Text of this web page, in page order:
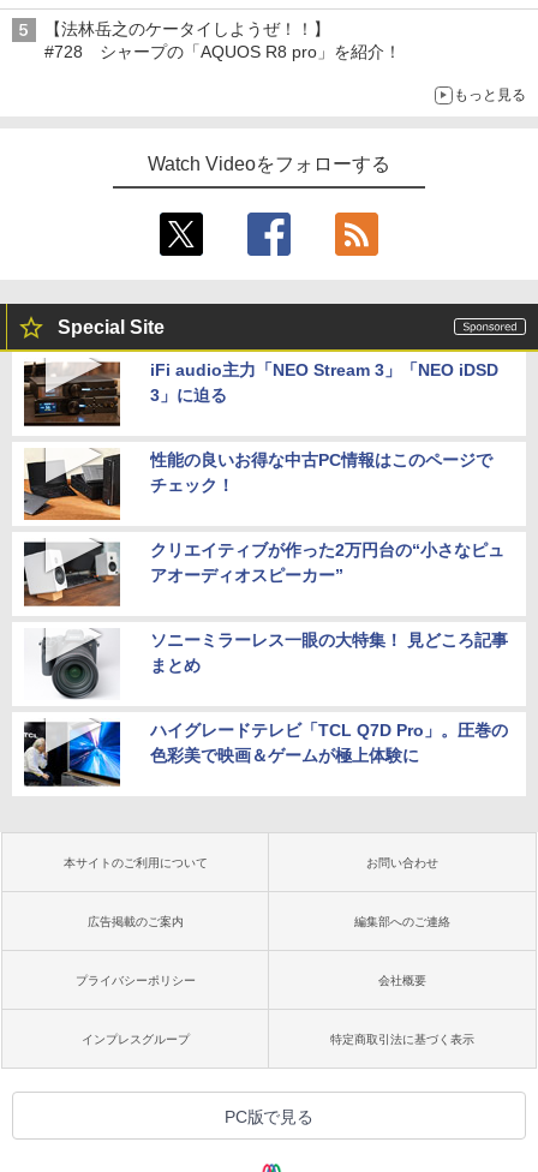
【法林岳之のケータイしようぜ！！】
#728 シャープの「AQUOS R8 pro」を紹介！
もっと見る
Watch Videoをフォローする
Special Site
iFi audio主力「NEO Stream 3」「NEO iDSD
3」に迫る
性能の良いお得な中古PC情報はこのページで
チェック！
クリエイティブが作った2万円台の“小さなピュ
アオーディオスピーカー”
ソニーミラーレス一眼の大特集！ 見どころ記事
まとめ
ハイグレードテレビ「TCL Q7D Pro」。圧巻の
色彩美で映画＆ゲームが極上体験に
本サイトのご利用について お問い合わせ
広告掲載のご案内 編集部へのご連絡
プライバシーポリシー 会社概要
インプレスグループ 特定商取引法に基づく表示
PC版で見る